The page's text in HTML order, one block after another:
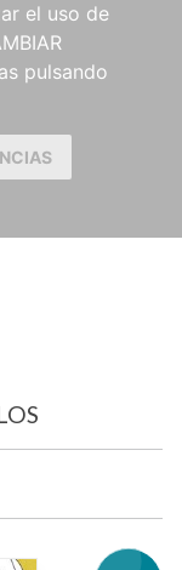
el uso de
pulsando